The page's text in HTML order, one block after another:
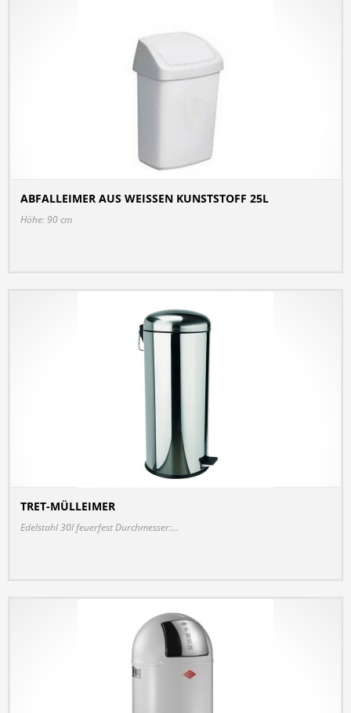
ABFALLEIMER AUS WEISSEN KUNSTSTOFF 25L
Höhe: 90 cm
TRET-MÜLLEIMER
Edelstahl 30l feuerfest Durchmesser:...